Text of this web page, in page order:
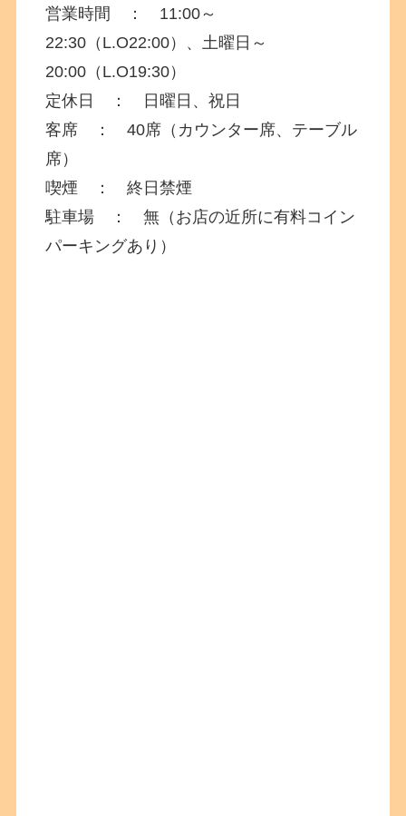
営業時間 ： 11:00～
22:30（L.O22:00）、土曜日～
20:00（L.O19:30）
定休日 ： 日曜日、祝日
客席 ： 40席（カウンター席、テーブル
席）
喫煙 ： 終日禁煙
駐車場 ： 無（お店の近所に有料コイン
パーキングあり）